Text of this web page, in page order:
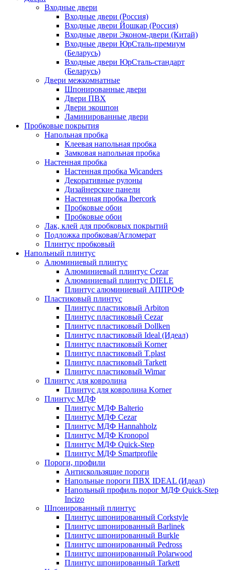
Входные двери
Входные двери (Россия)
Входные двери Йошкар (Россия)
Входные двери Эконом-двери (Китай)
Входные двери ЮрСталь-премиум
(Беларусь)
Входные двери ЮрСталь-стандарт
(Беларусь)
Двери межкомнатные
Шпонированные двери
Двери ПВХ
Двери экошпон
Ламинированные двери
Пробковые покрытия
Напольная пробка
Клеевая напольная пробка
Замковая напольная пробка
Настенная пробка
Настенная пробка Wicanders
Декоративные рулоны
Дизайнерские панели
Настенная пробка Ibercork
Пробковые обои
Пробковые обои
Лак, клей для пробковых покрытий
Подложка пробковая/Агломерат
Плинтус пробковый
Напольный плинтус
Алюминиевый плинтус
Алюминиевый плинтус Cezar
Алюминиевый плинтус DIELE
Плинтус алюминиевый АППРОФ
Пластиковый плинтус
Плинтус пластиковый Arbiton
Плинтус пластиковый Cezar
Плинтус пластиковый Dollken
Плинтус пластиковый Ideal (Идеал)
Плинтус пластиковый Korner
Плинтус пластиковый T.plast
Плинтус пластиковый Tarkett
Плинтус пластиковый Wimar
Плинтус для ковролина
Плинтус для ковролина Korner
Плинтус МДФ
Плинтус МДФ Balterio
Плинтус МДФ Cezar
Плинтус МДФ Hannahholz
Плинтус МДФ Kronopol
Плинтус МДФ Quick-Step
Плинтус МДФ Smartprofile
Пороги, профили
Антискользящие пороги
Напольные пороги ПВХ IDEAL (Идеал)
Напольный профиль порог МДФ Quick-Step
Incizo
Шпонированный плинтус
Плинтус шпонированный Corkstyle
Плинтус шпонированный Barlinek
Плинтус шпонированный Burkle
Плинтус шпонированный Pedross
Плинтус шпонированный Polarwood
Плинтус шпонированный Tarkett